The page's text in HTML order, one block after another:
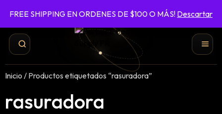
FREE SHIPPING EN ORDENES DE $100 O MÁS! Descartar
787-422-6161ENVÍO GRATIS EN ÓRDENES DE $100 O MÁS
Inicio / Productos etiquetados “rasuradora”
rasuradora